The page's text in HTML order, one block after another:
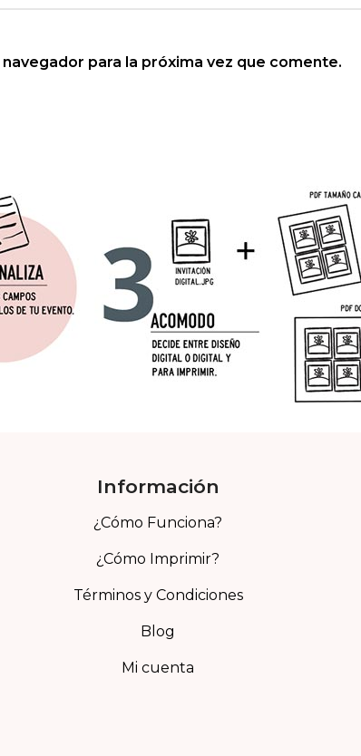
para la próxima vez que comente.
Información
¿Cómo Funciona?
¿Cómo Imprimir?
Términos y Condiciones
Blog
Mi cuenta